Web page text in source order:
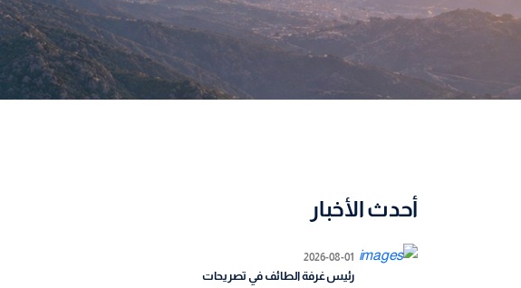
أحدث الأخبار
2026-08-01
رئيس غرفة الطائف في تصريحات